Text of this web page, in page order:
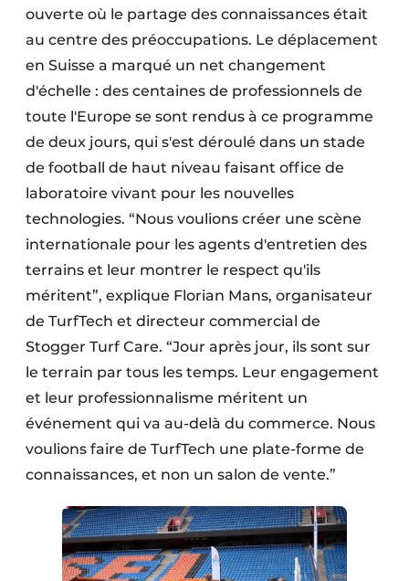
ouverte où le partage des connaissances était
au centre des préoccupations. Le déplacement
en Suisse a marqué un net changement
d'échelle : des centaines de professionnels de
toute l'Europe se sont rendus à ce programme
de deux jours, qui s'est déroulé dans un stade
de football de haut niveau faisant office de
laboratoire vivant pour les nouvelles
technologies. “Nous voulions créer une scène
internationale pour les agents d'entretien des
terrains et leur montrer le respect qu'ils
méritent”, explique Florian Mans, organisateur
de TurfTech et directeur commercial de
Stogger Turf Care. “Jour après jour, ils sont sur
le terrain par tous les temps. Leur engagement
et leur professionnalisme méritent un
événement qui va au-delà du commerce. Nous
voulions faire de TurfTech une plate-forme de
connaissances, et non un salon de vente.”